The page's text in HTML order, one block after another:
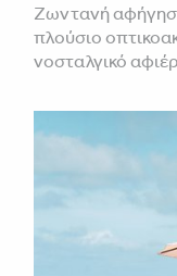
Ζωντανή
πλούσιο
νοσταλγικό